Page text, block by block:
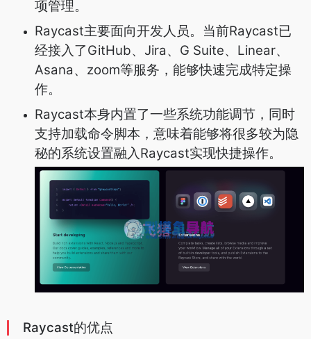
项管理。
Raycast主要面向开发人员。当前Raycast已
经接入了GitHub、Jira、G Suite、Linear、
Asana、zoom等服务，能够快速完成特定操
作。
Raycast本身内置了一些系统功能调节，同时
支持加载命令脚本，意味着能够将很多较为隐
秘的系统设置融入Raycast实现快捷操作。
Raycast的优点